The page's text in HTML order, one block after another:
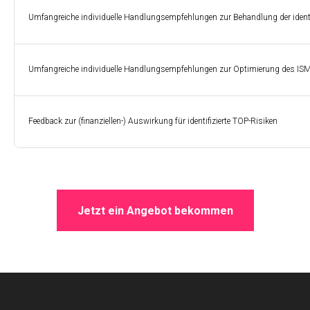
Umfangreiche individuelle Handlungsempfehlungen zur Behandlung der
Umfangreiche individuelle Handlungsempfehlungen zur Optimierung des
Feedback zur (finanziellen-) Auswirkung für identifizierte TOP-Risiken
Jetzt ein Angebot bekommen